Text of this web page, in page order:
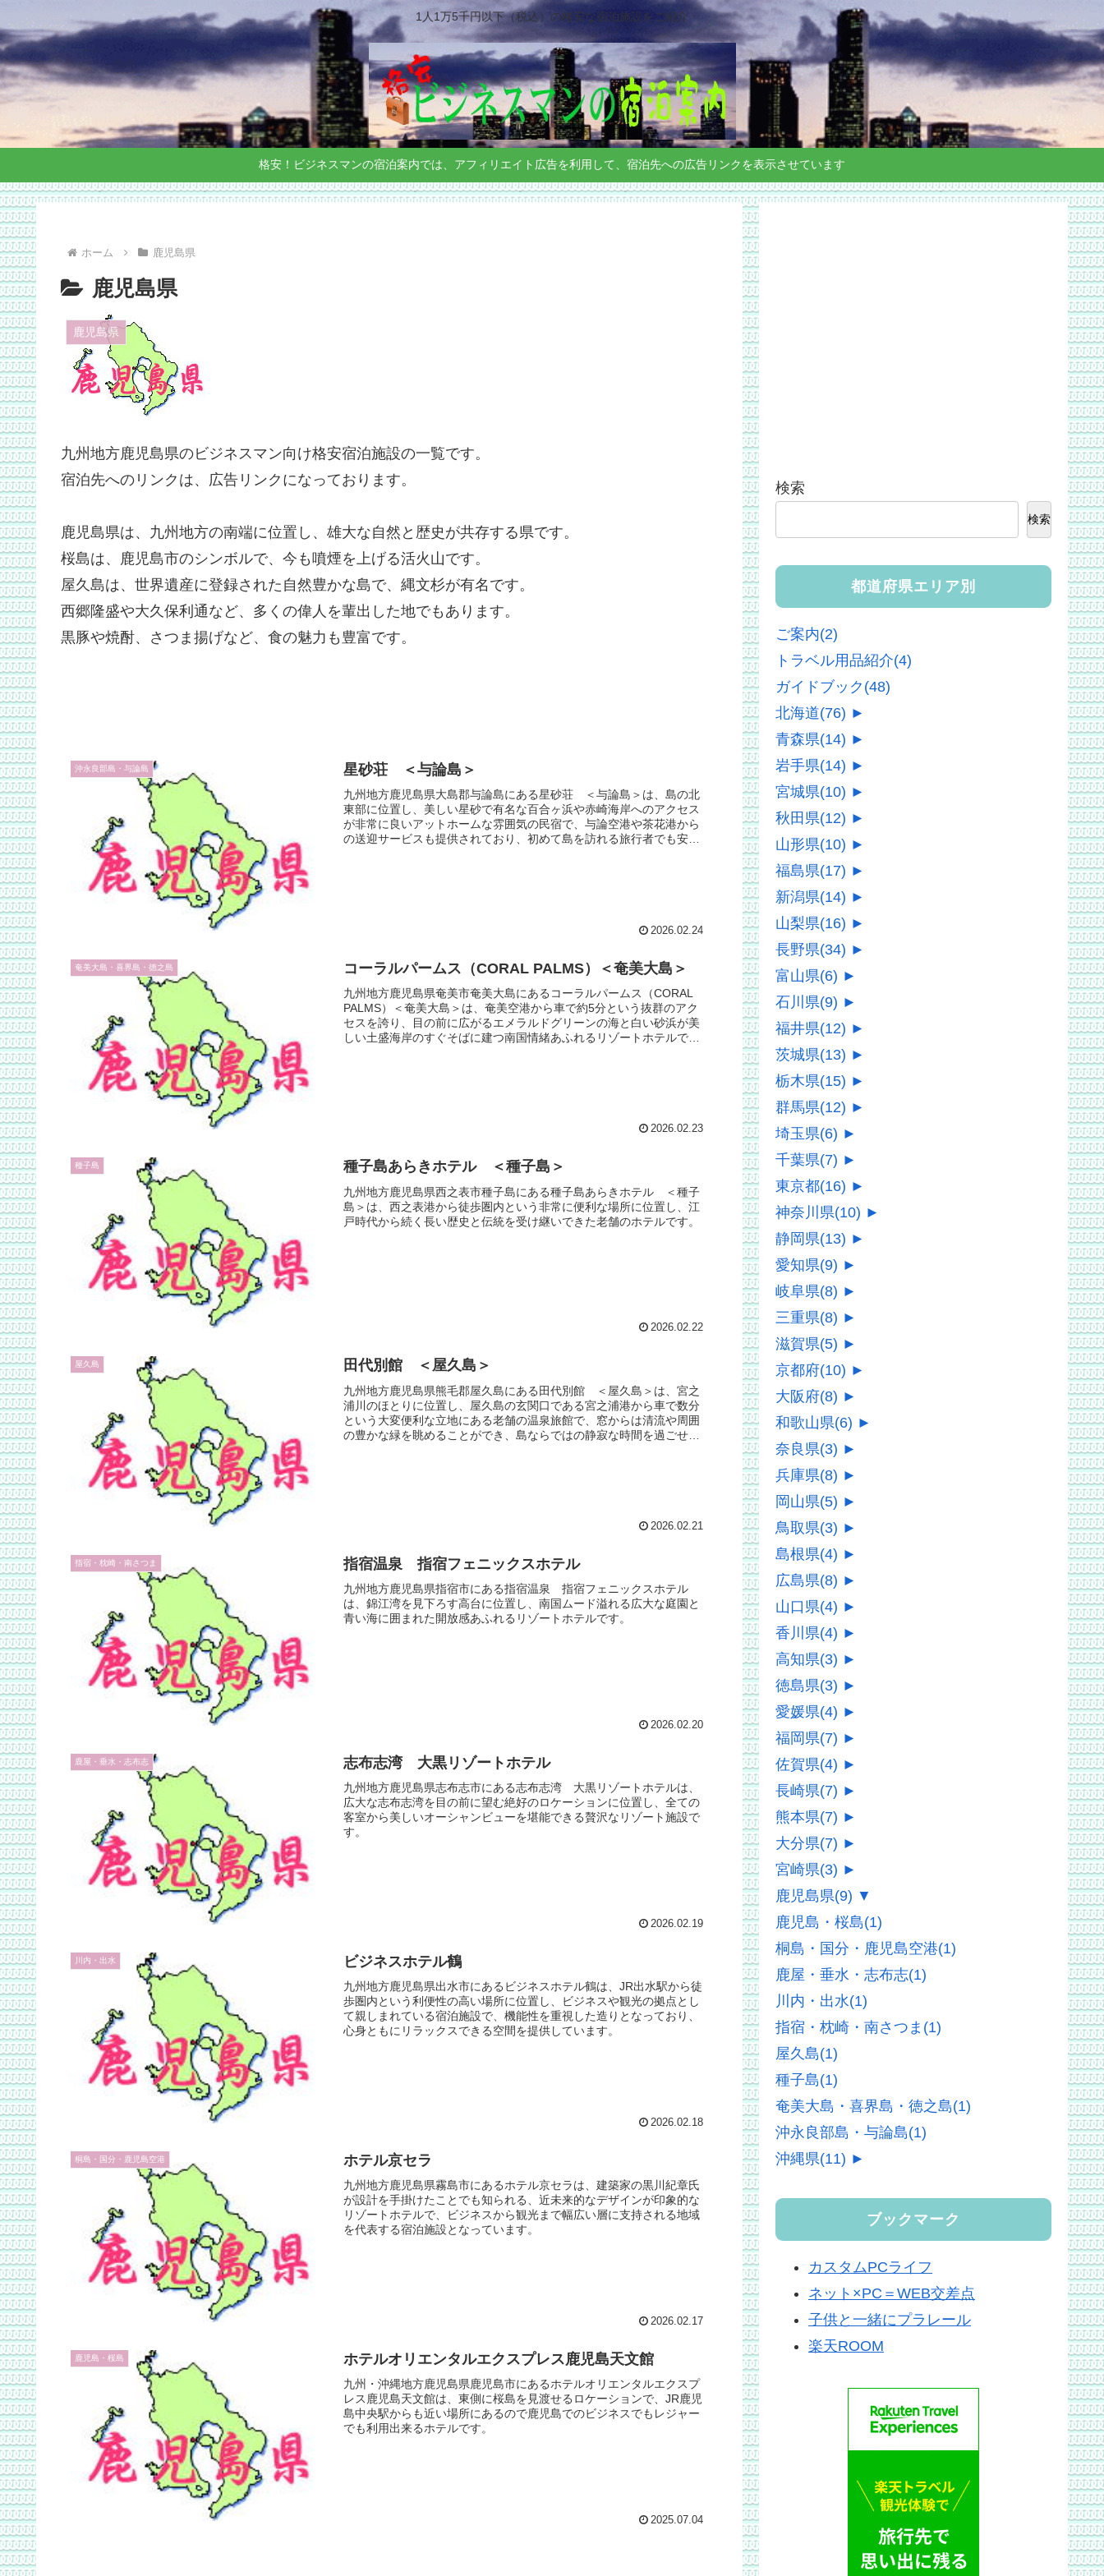
1人1万5千円以下（税込）の格安な宿泊施設をご紹介
格安！ビジネスマンの宿泊案内では、アフィリエイト広告を利用して、宿泊先への広告リンクを表示させています
ホーム 鹿児島県
鹿児島県
鹿児島県
九州地方鹿児島県のビジネスマン向け格安宿泊施設の一覧です。
宿泊先へのリンクは、広告リンクになっております。
鹿児島県は、九州地方の南端に位置し、雄大な自然と歴史が共存する県です。
桜島は、鹿児島市のシンボルで、今も噴煙を上げる活火山です。
屋久島は、世界遺産に登録された自然豊かな島で、縄文杉が有名です。
西郷隆盛や大久保利通など、多くの偉人を輩出した地でもあります。
黒豚や焼酎、さつま揚げなど、食の魅力も豊富です。
沖永良部島・与論島 星砂荘 ＜与論島＞
九州地方鹿児島県大島郡与論島にある星砂荘 ＜与論島＞は、島の北
東部に位置し、美しい星砂で有名な百合ヶ浜や赤崎海岸へのアクセス
が非常に良いアットホームな雰囲気の民宿で、与論空港や茶花港から
の送迎サービスも提供されており、初めて島を訪れる旅行者でも安心
2026.02.24
奄美大島・喜界島・徳之島 コーラルパームス（CORAL PALMS）＜奄美大島＞
九州地方鹿児島県奄美市奄美大島にあるコーラルパームス（CORAL
PALMS）＜奄美大島＞は、奄美空港から車で約5分という抜群のアク
セスを誇り、目の前に広がるエメラルドグリーンの海と白い砂浜が美
しい土盛海岸のすぐそばに建つ南国情緒あふれるリゾートホテルで
2026.02.23
種子島 種子島あらきホテル ＜種子島＞
九州地方鹿児島県西之表市種子島にある種子島あらきホテル ＜種子
島＞は、西之表港から徒歩圏内という非常に便利な場所に位置し、江
戸時代から続く長い歴史と伝統を受け継いできた老舗のホテルです。
2026.02.22
屋久島 田代別館 ＜屋久島＞
九州地方鹿児島県熊毛郡屋久島にある田代別館 ＜屋久島＞は、宮之
浦川のほとりに位置し、屋久島の玄関口である宮之浦港から車で数分
という大変便利な立地にある老舗の温泉旅館で、窓からは清流や周囲
の豊かな緑を眺めることができ、島ならではの静寂な時間を過ごせま
2026.02.21
指宿・枕崎・南さつま 指宿温泉 指宿フェニックスホテル
九州地方鹿児島県指宿市にある指宿温泉 指宿フェニックスホテル
は、錦江湾を見下ろす高台に位置し、南国ムード溢れる広大な庭園と
青い海に囲まれた開放感あふれるリゾートホテルです。
2026.02.20
鹿屋・垂水・志布志 志布志湾 大黒リゾートホテル
九州地方鹿児島県志布志市にある志布志湾 大黒リゾートホテルは、
広大な志布志湾を目の前に望む絶好のロケーションに位置し、全ての
客室から美しいオーシャンビューを堪能できる贅沢なリゾート施設で
す。
2026.02.19
川内・出水 ビジネスホテル鶴
九州地方鹿児島県出水市にあるビジネスホテル鶴は、JR出水駅から徒
歩圏内という利便性の高い場所に位置し、ビジネスや観光の拠点とし
て親しまれている宿泊施設で、機能性を重視した造りとなっており、
心身ともにリラックスできる空間を提供しています。
2026.02.18
桐島・国分・鹿児島空港 ホテル京セラ
九州地方鹿児島県霧島市にあるホテル京セラは、建築家の黒川紀章氏
が設計を手掛けたことでも知られる、近未来的なデザインが印象的な
リゾートホテルで、ビジネスから観光まで幅広い層に支持される地域
を代表する宿泊施設となっています。
2026.02.17
鹿児島・桜島 ホテルオリエンタルエクスプレス鹿児島天文館
九州・沖縄地方鹿児島県鹿児島市にあるホテルオリエンタルエクスプ
レス鹿児島天文館は、東側に桜島を見渡せるロケーションで、JR鹿児
島中央駅からも近い場所にあるので鹿児島でのビジネスでもレジャー
でも利用出来るホテルです。
2025.07.04
検索
検索
都道府県エリア別
ご案内(2)
トラベル用品紹介(4)
ガイドブック (48)
北海道(76) ►
青森県(14) ►
岩手県(14) ►
宮城県(10) ►
秋田県(12) ►
山形県(10) ►
福島県(17) ►
新潟県(14) ►
山梨県(16) ►
長野県(34) ►
富山県(6) ►
石川県(9) ►
福井県(12) ►
茨城県(13) ►
栃木県(15) ►
群馬県(12) ►
埼玉県(6) ►
千葉県(7) ►
東京都(16) ►
神奈川県(10) ►
静岡県(13) ►
愛知県(9) ►
岐阜県(8) ►
三重県(8) ►
滋賀県(5) ►
京都府(10) ►
大阪府(8) ►
和歌山県(6) ►
奈良県(3) ►
兵庫県(8) ►
岡山県(5) ►
鳥取県(3) ►
島根県(4) ►
広島県(8) ►
山口県(4) ►
香川県(4) ►
高知県(3) ►
徳島県(3) ►
愛媛県(4) ►
福岡県(7) ►
佐賀県(4) ►
長崎県(7) ►
熊本県(7) ►
大分県(7) ►
宮崎県(3) ►
鹿児島県(9) ▼
鹿児島・桜島(1)
桐島・国分・鹿児島空港(1)
鹿屋・垂水・志布志(1)
川内・出水(1)
指宿・枕崎・南さつま (1)
屋久島(1)
種子島(1)
奄美大島・喜界島・徳之島(1)
沖永良部島・与論島(1)
沖縄県(11) ►
ブックマーク
カスタムPCライフ
ネット×PC＝WEB交差点
子供と一緒にプラレール
楽天ROOM